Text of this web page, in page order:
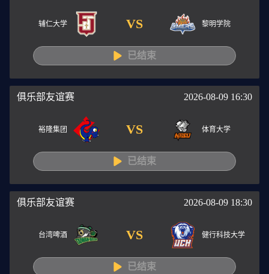
辅仁大学 VS 黎明学院
已结束
俱乐部友谊赛 2026-08-09 16:30
裕隆集团 VS 体育大学
已结束
俱乐部友谊赛 2026-08-09 18:30
台湾啤酒 VS 健行科技大学
已结束